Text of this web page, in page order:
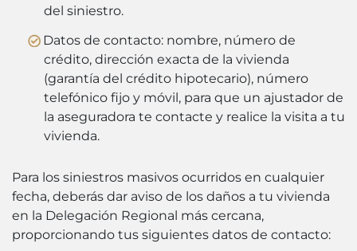
del siniestro.
Datos de contacto: nombre, número de
crédito, dirección exacta de la vivienda
(garantía del crédito hipotecario), número
telefónico fijo y móvil, para que un ajustador de
la aseguradora te contacte y realice la visita a tu
vivienda.
Para los siniestros masivos ocurridos en cualquier
fecha, deberás dar aviso de los daños a tu vivienda
en la Delegación Regional más cercana,
proporcionando tus siguientes datos de contacto: